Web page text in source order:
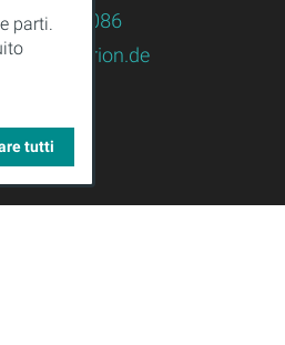
/ 479086
parti.
tutti